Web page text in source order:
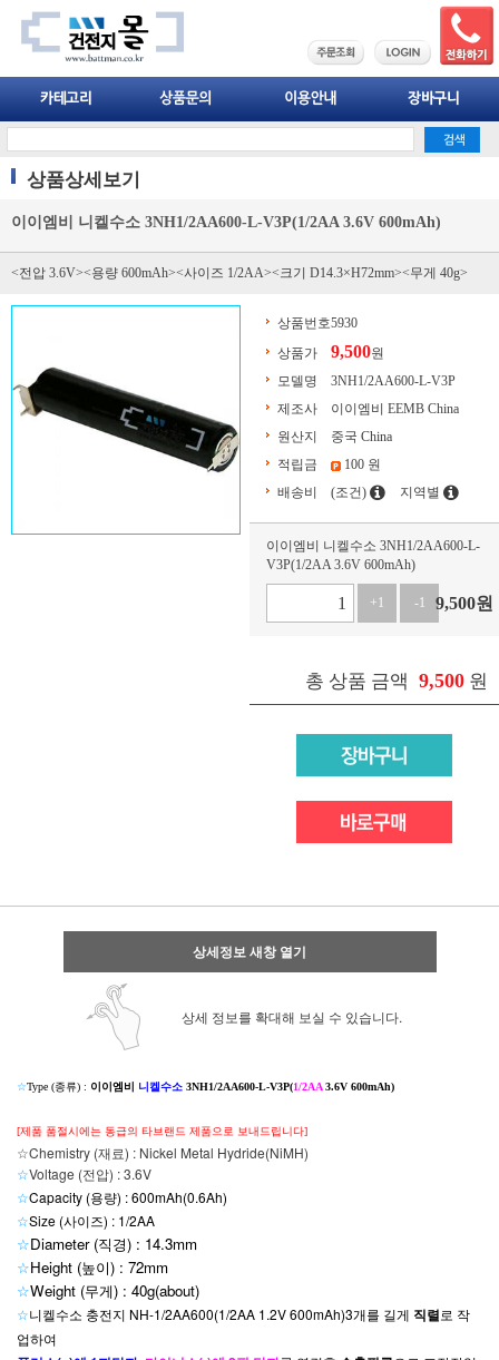
상품상세보기
이이엠비 니켈수소 3NH1/2AA600-L-V3P(1/2AA 3.6V 600mAh)
<전압 3.6V><용량 600mAh><사이즈 1/2AA><크기 D14.3×H72mm><무게 40g>
상품번호5930
상품가
9,500원
모델명
3NH1/2AA600-L-V3P
제조사
이이엠비 EEMB China
원산지
중국 China
적립금
100 원
배송비
(조건) 지역별
이이엠비 니켈수소 3NH1/2AA600-L-
V3P(1/2AA 3.6V 600mAh)
+1 -1 9,500원
총 상품 금액 9,500 원
상세정보 새창 열기
상세 정보를 확대해 보실 수 있습니다.
☆Type (종류) : 이이엠비 니켈수소 3NH1/2AA600-L-V3P(1/2AA3.6V 600mAh)
[제품 품절시에는 동급의 타브랜드 제품으로 보내드립니다]
☆Chemistry (재료) : Nickel Metal Hydride(NiMH)
☆Voltage (전압) : 3.6V
☆Capacity (용량) : 600mAh(0.6Ah)
☆Size (사이즈) : 1/2AA
☆Diameter (직경) : 14.3mm
☆Height (높이) : 72mm
☆Weight (무게) : 40g(about)
☆니켈수소 충전지 NH-1/2AA600(1/2AA 1.2V 600mAh)3개를 길게 직렬로 작
업하여